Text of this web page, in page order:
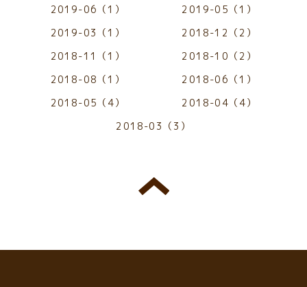
2019-06（1）
2019-05（1）
2019-03（1）
2018-12（2）
2018-11（1）
2018-10（2）
2018-08（1）
2018-06（1）
2018-05（4）
2018-04（4）
2018-03（3）